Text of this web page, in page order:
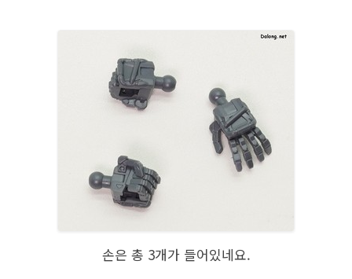
손은 총 3개가 들어있네요.